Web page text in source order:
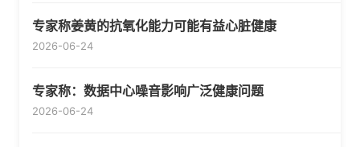
专家称姜黄的抗氧化能力可能有益心脏健康
2026-06-24
专家称：数据中心噪音影响广泛健康问题
2026-06-24